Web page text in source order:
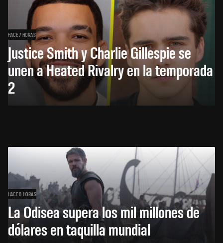
HACE 7 HORAS
Justice Smith y Charlie Gillespie se
unen a Heated Rivalry en la temporada
2
HACE 8 HORAS
La Odisea supera los mil millones de
dólares en taquilla mundial